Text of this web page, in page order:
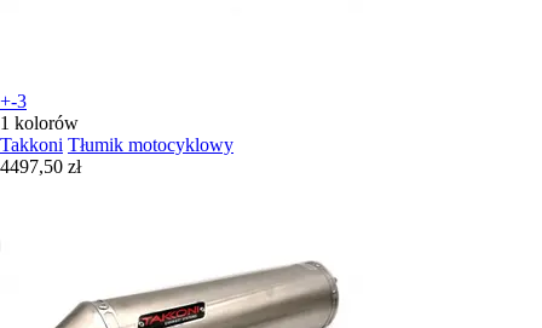
+-3
1 kolorów
Takkoni Tłumik motocyklowy
4497,50 zł